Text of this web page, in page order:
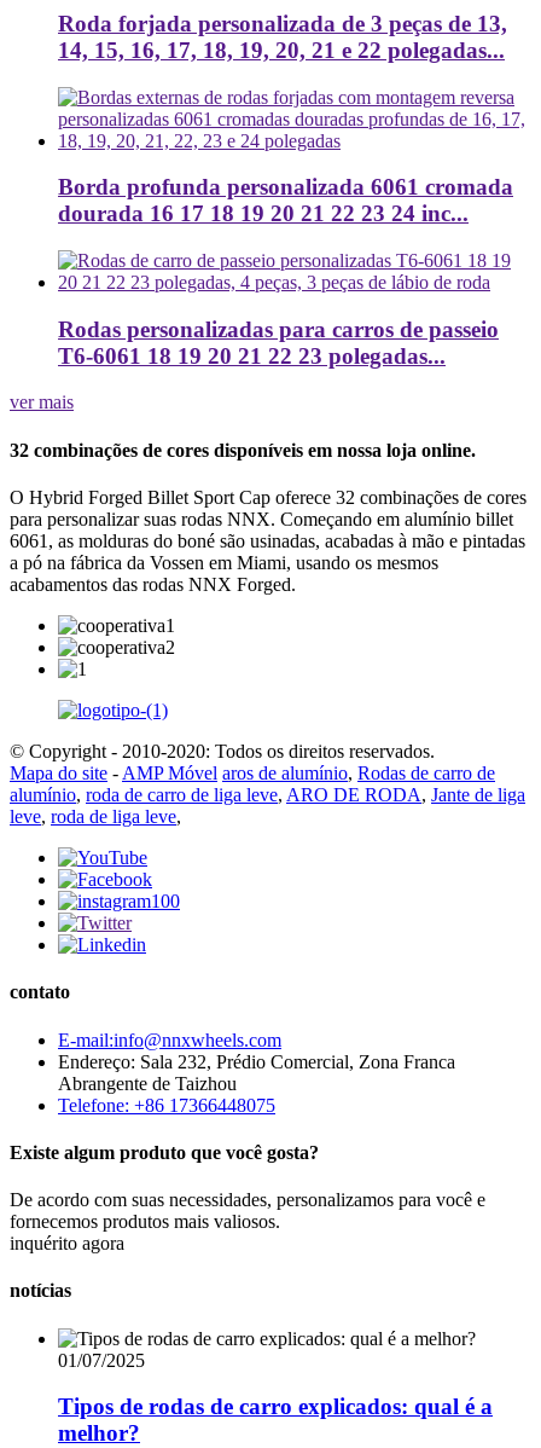
Roda forjada personalizada de 3 peças de 13,
14, 15, 16, 17, 18, 19, 20, 21 e 22 polegadas...
Borda profunda personalizada 6061 cromada
dourada 16 17 18 19 20 21 22 23 24 inc...
Rodas personalizadas para carros de passeio
T6-6061 18 19 20 21 22 23 polegadas...
ver mais
32 combinações de cores disponíveis em nossa loja online.
O Hybrid Forged Billet Sport Cap oferece 32 combinações de cores
para personalizar suas rodas NNX. Começando em alumínio billet
6061, as molduras do boné são usinadas, acabadas à mão e pintadas
a pó na fábrica da Vossen em Miami, usando os mesmos
acabamentos das rodas NNX Forged.
© Copyright - 2010-2020: Todos os direitos reservados.
Mapa do site - AMP Móvel aros de alumínio, Rodas de carro de
alumínio, roda de carro de liga leve, ARO DE RODA, Jante de liga
leve, roda de liga leve,
contato
E-mail:info@nnxwheels.com
Endereço: Sala 232, Prédio Comercial, Zona Franca
Abrangente de Taizhou
Telefone: +86 17366448075
Existe algum produto que você gosta?
De acordo com suas necessidades, personalizamos para você e
fornecemos produtos mais valiosos.
inquérito agora
notícias
01/07/2025
Tipos de rodas de carro explicados: qual é a
melhor?